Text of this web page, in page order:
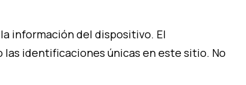
información del dispositivo. El
identificaciones únicas en este sitio. No